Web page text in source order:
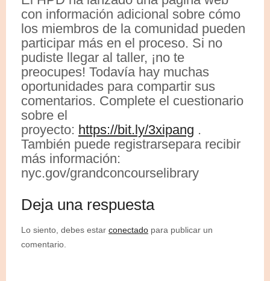
con información adicional sobre cómo
los miembros de la comunidad pueden
participar más en el proceso. Si no
pudiste llegar al taller, ¡no te
preocupes! Todavía hay muchas
oportunidades para compartir sus
comentarios. Complete el cuestionario
sobre el
proyecto: https://bit.ly/3xipang .
También puede registrarsepara recibir
más información:
nyc.gov/grandconcourselibrary
Deja una respuesta
Lo siento, debes estar conectado para publicar un
comentario.